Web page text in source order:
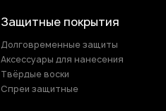
Защитные покрытия
Долговременные защиты
Аксессуары для нанесения
Твёрдые воски
Спреи защитные